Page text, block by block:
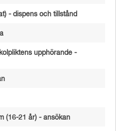
- dispens och tillstånd
upphörande -
(16-21 år) - ansökan